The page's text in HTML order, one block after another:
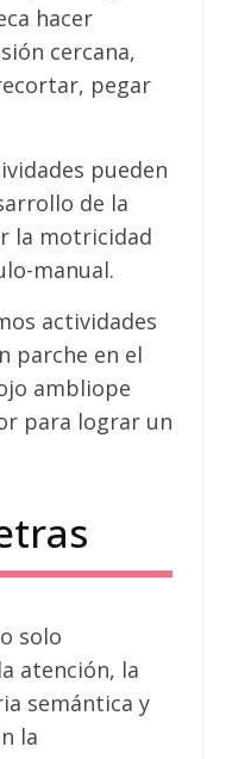
hacer
cercana,
pegar
pueden
de la
la motricidad
manual.
actividades
parche en el
ambliope
para lograr un
solo
atención, la
semántica y
la